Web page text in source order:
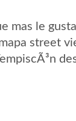
mas le
street